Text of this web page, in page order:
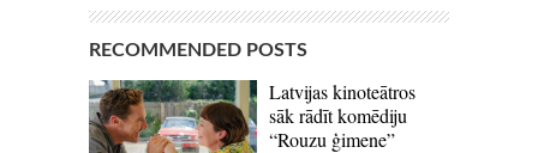
RECOMMENDED POSTS
Latvijas kinoteātros
sāk rādīt komēdiju
“Rouzu ģimene”